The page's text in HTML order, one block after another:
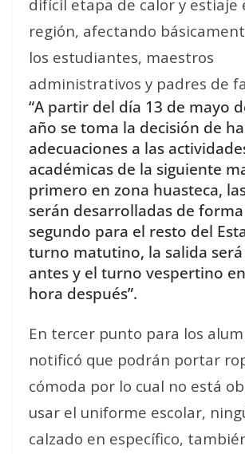
difícil etapa de calor y estiaje
región, afectando
los estudiantes, maestros
administrativos y padres de
“A partir del día 13 de mayo
año se toma la decisión de
adecuaciones a las
académicas de la siguiente
primero en zona huasteca,
serán desarrolladas de
segundo para el resto del
turno matutino, la salida
antes y el turno vespertino
hora después”.
En tercer punto para los
notificó que podrán portar
cómoda por lo cual no está
usar el uniforme escolar,
calzado en específico,